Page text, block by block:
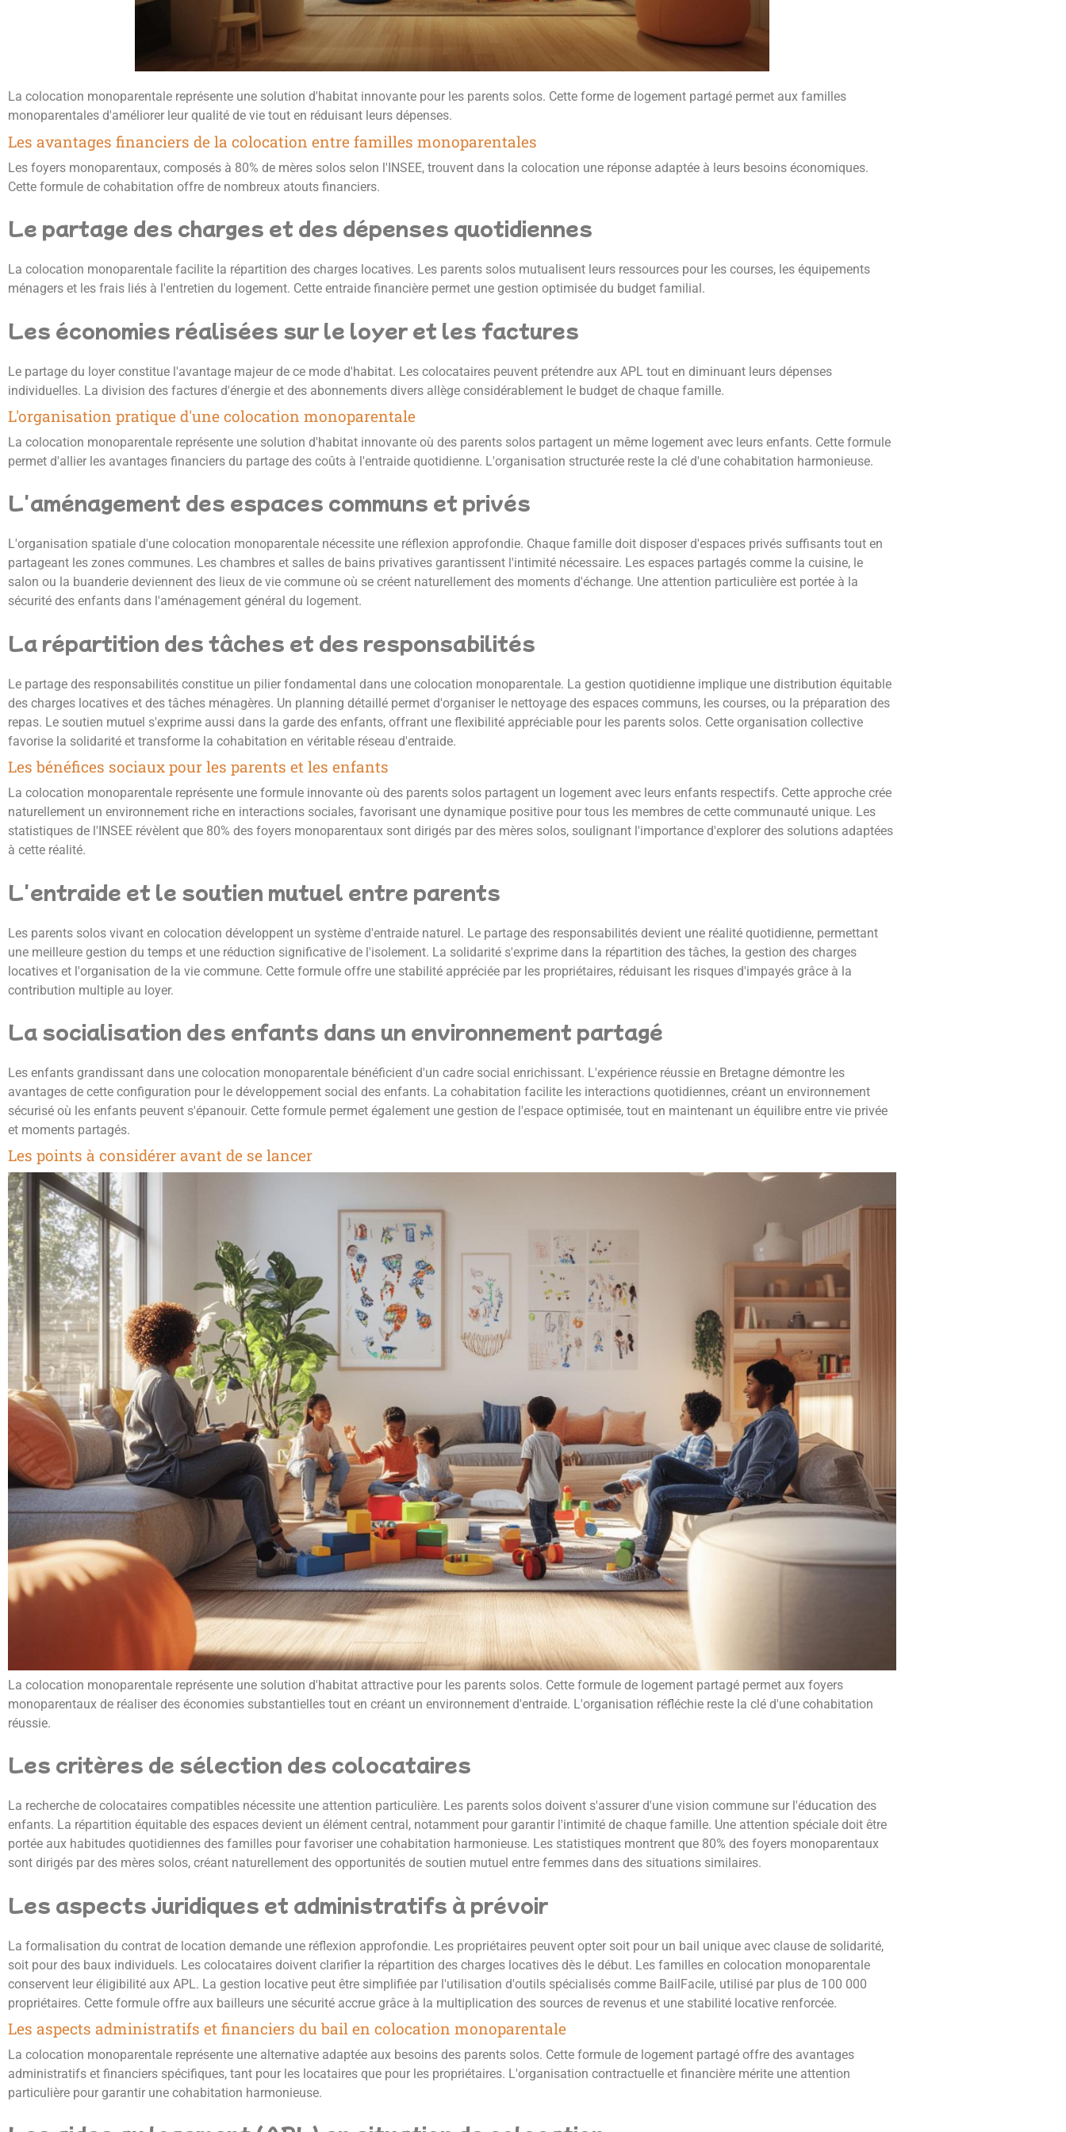
La colocation monoparentale représente une solution d'habitat innovante pour les parents solos. Cette forme de logement partagé permet aux familles
monoparentales d'améliorer leur qualité de vie tout en réduisant leurs dépenses.
Les avantages financiers de la colocation entre familles monoparentales
Les foyers monoparentaux, composés à 80% de mères solos selon l'INSEE, trouvent dans la colocation une réponse adaptée à leurs besoins économiques.
Cette formule de cohabitation offre de nombreux atouts financiers.
Le partage des charges et des dépenses quotidiennes
La colocation monoparentale facilite la répartition des charges locatives. Les parents solos mutualisent leurs ressources pour les courses, les équipements
ménagers et les frais liés à l'entretien du logement. Cette entraide financière permet une gestion optimisée du budget familial.
Les économies réalisées sur le loyer et les factures
Le partage du loyer constitue l'avantage majeur de ce mode d'habitat. Les colocataires peuvent prétendre aux APL tout en diminuant leurs dépenses
individuelles. La division des factures d'énergie et des abonnements divers allège considérablement le budget de chaque famille.
L'organisation pratique d'une colocation monoparentale
La colocation monoparentale représente une solution d'habitat innovante où des parents solos partagent un même logement avec leurs enfants. Cette formule
permet d'allier les avantages financiers du partage des coûts à l'entraide quotidienne. L'organisation structurée reste la clé d'une cohabitation harmonieuse.
L'aménagement des espaces communs et privés
L'organisation spatiale d'une colocation monoparentale nécessite une réflexion approfondie. Chaque famille doit disposer d'espaces privés suffisants tout en
partageant les zones communes. Les chambres et salles de bains privatives garantissent l'intimité nécessaire. Les espaces partagés comme la cuisine, le
salon ou la buanderie deviennent des lieux de vie commune où se créent naturellement des moments d'échange. Une attention particulière est portée à la
sécurité des enfants dans l'aménagement général du logement.
La répartition des tâches et des responsabilités
Le partage des responsabilités constitue un pilier fondamental dans une colocation monoparentale. La gestion quotidienne implique une distribution équitable
des charges locatives et des tâches ménagères. Un planning détaillé permet d'organiser le nettoyage des espaces communs, les courses, ou la préparation des
repas. Le soutien mutuel s'exprime aussi dans la garde des enfants, offrant une flexibilité appréciable pour les parents solos. Cette organisation collective
favorise la solidarité et transforme la cohabitation en véritable réseau d'entraide.
Les bénéfices sociaux pour les parents et les enfants
La colocation monoparentale représente une formule innovante où des parents solos partagent un logement avec leurs enfants respectifs. Cette approche crée
naturellement un environnement riche en interactions sociales, favorisant une dynamique positive pour tous les membres de cette communauté unique. Les
statistiques de l'INSEE révèlent que 80% des foyers monoparentaux sont dirigés par des mères solos, soulignant l'importance d'explorer des solutions adaptées
à cette réalité.
L'entraide et le soutien mutuel entre parents
Les parents solos vivant en colocation développent un système d'entraide naturel. Le partage des responsabilités devient une réalité quotidienne, permettant
une meilleure gestion du temps et une réduction significative de l'isolement. La solidarité s'exprime dans la répartition des tâches, la gestion des charges
locatives et l'organisation de la vie commune. Cette formule offre une stabilité appréciée par les propriétaires, réduisant les risques d'impayés grâce à la
contribution multiple au loyer.
La socialisation des enfants dans un environnement partagé
Les enfants grandissant dans une colocation monoparentale bénéficient d'un cadre social enrichissant. L'expérience réussie en Bretagne démontre les
avantages de cette configuration pour le développement social des enfants. La cohabitation facilite les interactions quotidiennes, créant un environnement
sécurisé où les enfants peuvent s'épanouir. Cette formule permet également une gestion de l'espace optimisée, tout en maintenant un équilibre entre vie privée
et moments partagés.
Les points à considérer avant de se lancer
La colocation monoparentale représente une solution d'habitat attractive pour les parents solos. Cette formule de logement partagé permet aux foyers
monoparentaux de réaliser des économies substantielles tout en créant un environnement d'entraide. L'organisation réfléchie reste la clé d'une cohabitation
réussie.
Les critères de sélection des colocataires
La recherche de colocataires compatibles nécessite une attention particulière. Les parents solos doivent s'assurer d'une vision commune sur l'éducation des
enfants. La répartition équitable des espaces devient un élément central, notamment pour garantir l'intimité de chaque famille. Une attention spéciale doit être
portée aux habitudes quotidiennes des familles pour favoriser une cohabitation harmonieuse. Les statistiques montrent que 80% des foyers monoparentaux
sont dirigés par des mères solos, créant naturellement des opportunités de soutien mutuel entre femmes dans des situations similaires.
Les aspects juridiques et administratifs à prévoir
La formalisation du contrat de location demande une réflexion approfondie. Les propriétaires peuvent opter soit pour un bail unique avec clause de solidarité,
soit pour des baux individuels. Les colocataires doivent clarifier la répartition des charges locatives dès le début. Les familles en colocation monoparentale
conservent leur éligibilité aux APL. La gestion locative peut être simplifiée par l'utilisation d'outils spécialisés comme BailFacile, utilisé par plus de 100 000
propriétaires. Cette formule offre aux bailleurs une sécurité accrue grâce à la multiplication des sources de revenus et une stabilité locative renforcée.
Les aspects administratifs et financiers du bail en colocation monoparentale
La colocation monoparentale représente une alternative adaptée aux besoins des parents solos. Cette formule de logement partagé offre des avantages
administratifs et financiers spécifiques, tant pour les locataires que pour les propriétaires. L'organisation contractuelle et financière mérite une attention
particulière pour garantir une cohabitation harmonieuse.